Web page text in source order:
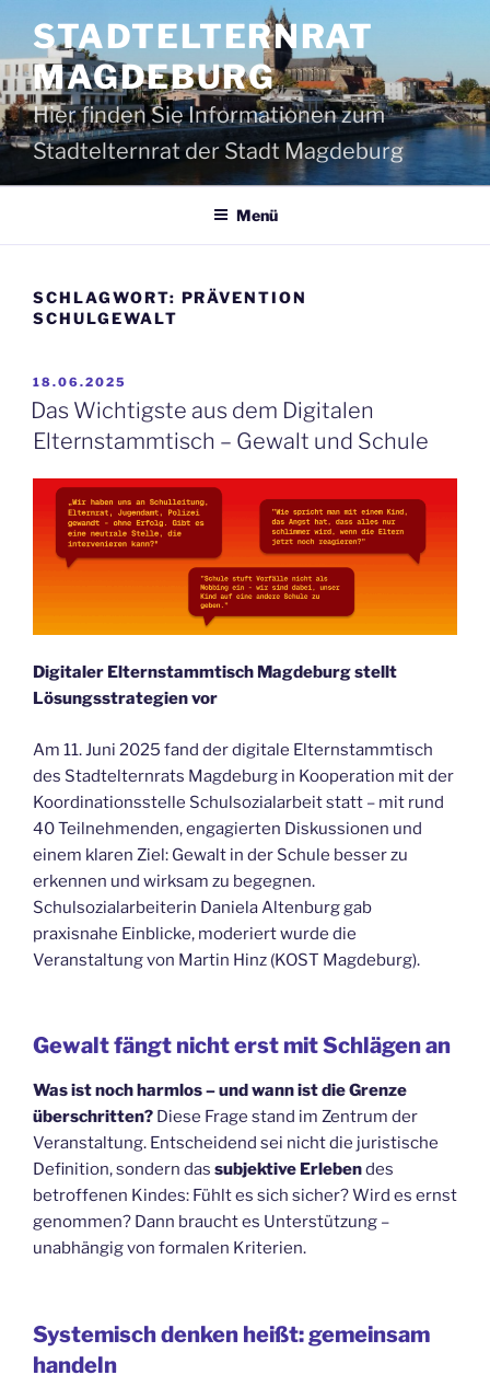
Inhalt
springen
STADTELTERNRAT
MAGDEBURG
Hier finden Sie Informationen zum
Stadtelternrat der Stadt Magdeburg
Menü
SCHLAGWORT: PRÄVENTION
SCHULGEWALT
VERÖFFENTLICHT
AM
18.06.2025
Das Wichtigste aus dem Digitalen
Elternstammtisch – Gewalt und Schule
Digitaler Elternstammtisch Magdeburg stellt
Lösungsstrategien vor
Am 11. Juni 2025 fand der digitale Elternstammtisch
des Stadtelternrats Magdeburg in Kooperation mit der
Koordinationsstelle Schulsozialarbeit statt – mit rund
40 Teilnehmenden, engagierten Diskussionen und
einem klaren Ziel: Gewalt in der Schule besser zu
erkennen und wirksam zu begegnen.
Schulsozialarbeiterin Daniela Altenburg gab
praxisnahe Einblicke, moderiert wurde die
Veranstaltung von Martin Hinz (KOST Magdeburg).
Gewalt fängt nicht erst mit Schlägen an
Was ist noch harmlos – und wann ist die Grenze
überschritten? Diese Frage stand im Zentrum der
Veranstaltung. Entscheidend sei nicht die juristische
Definition, sondern das subjektive Erlebendes
betroffenen Kindes: Fühlt es sich sicher? Wird es ernst
genommen? Dann braucht es Unterstützung –
unabhängig von formalen Kriterien.
Systemisch denken heißt: gemeinsam
handeln